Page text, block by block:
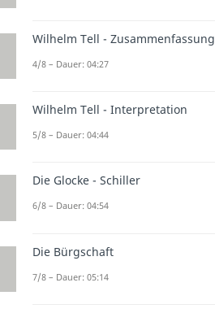
Wilhelm Tell - Zusammenfassung
4/8 – Dauer: 04:27
Wilhelm Tell - Interpretation
5/8 – Dauer: 04:44
Die Glocke - Schiller
6/8 – Dauer: 04:54
Die Bürgschaft
7/8 – Dauer: 05:14